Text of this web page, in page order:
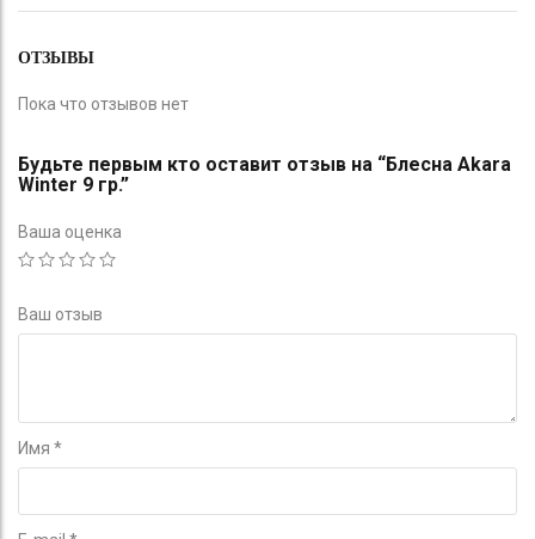
ОТЗЫВЫ
Пока что отзывов нет
Будьте первым кто оставит отзыв на “Блесна Akara
Winter 9 гр.”
Ваша оценка
Ваш отзыв
Имя *